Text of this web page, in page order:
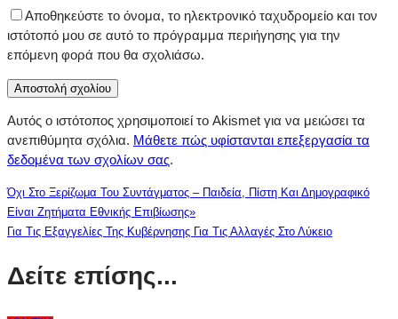
Αποθηκεύστε το όνομα, το ηλεκτρονικό ταχυδρομείο και τον
ιστότοπό μου σε αυτό το πρόγραμμα περιήγησης για την
επόμενη φορά που θα σχολιάσω.
Αυτός ο ιστότοπος χρησιμοποιεί το Akismet για να μειώσει τα
ανεπιθύμητα σχόλια. Μάθετε πώς υφίστανται επεξεργασία τα
δεδομένα των σχολίων σας.
Όχι Στο Ξερίζωμα Του Συντάγματος – Παιδεία, Πίστη Και Δημογραφικό
Είναι Ζητήματα Εθνικής Επιβίωσης»
Για Τις Εξαγγελίες Της Κυβέρνησης Για Τις Αλλαγές Στο Λύκειο
Δείτε επίσης...